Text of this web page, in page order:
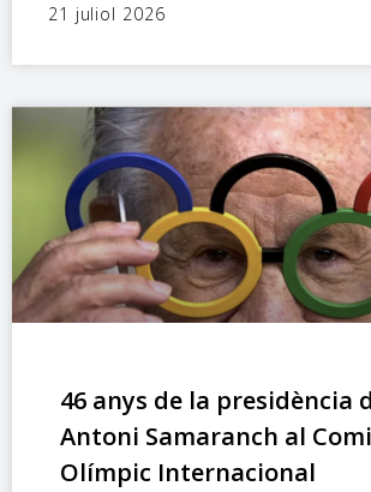
21 juliol 2026
46 anys de la presidència
Antoni Samaranch al
Olímpic Internacional